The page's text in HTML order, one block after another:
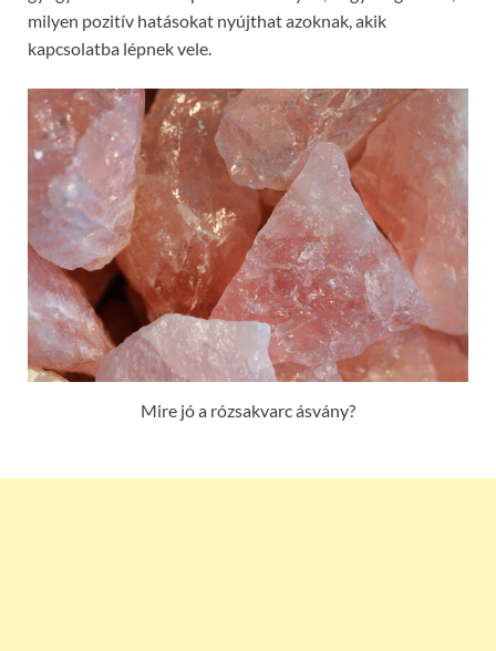
milyen pozitív hatásokat nyújthat azoknak, akik
kapcsolatba lépnek vele.
Mire jó a rózsakvarc ásvány?